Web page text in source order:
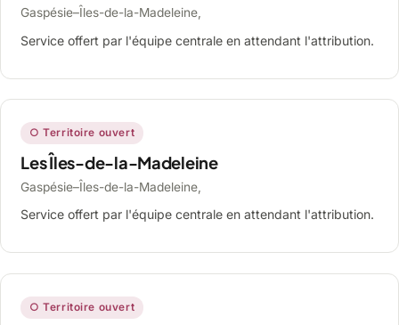
Gaspésie–Îles-de-la-Madeleine,
Service offert par l'équipe centrale en attendant l'attribution.
○ Territoire ouvert
Les Îles-de-la-Madeleine
Gaspésie–Îles-de-la-Madeleine,
Service offert par l'équipe centrale en attendant l'attribution.
○ Territoire ouvert